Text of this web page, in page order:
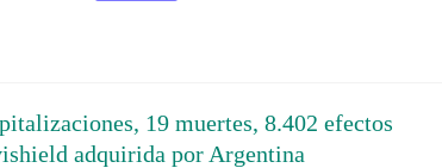
19 muertes, 8.402 efectos
adquirida por Argentina